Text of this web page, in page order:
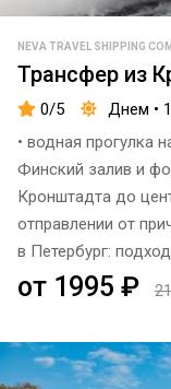
NEVA TRAVEL SHIPPING
Трансфер из
0/5
Днем •
• водная прогулка
Финский залив и
Кронштадта до
отправлении от
в Петербург:
от 1995 ₽
Сочи